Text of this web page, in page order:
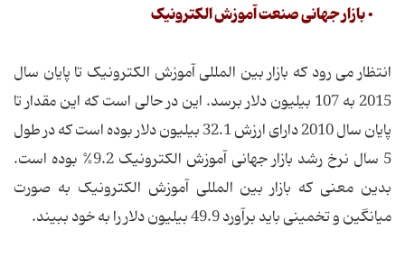
• بازار جهانی صنعت آموزش الکترونیک
انتظار می رود که بازار بین المللی آموزش الکترونیک تا پایان سال
2015 به 107 بیلیون دلار برسد. این در حالی است که این مقدار تا
پایان سال 2010 دارای ارزش 32.1 بیلیون دلار بوده است که در طول
5 سال نرخ رشد بازار جهانی آموزش الکترونیک 9.2% بوده است.
بدین معنی که بازار بین المللی آموزش الکترونیک به صورت
میانگین و تخمینی باید برآورد 49.9 بیلیون دلار را به خود ببیند.